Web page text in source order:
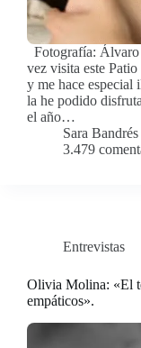
Fotografía:
vez visita este
y me hace especial
la he podido
el año…
Sara Bandrés
3.479
Entrevistas
Olivia Molina: «El
empáticos».